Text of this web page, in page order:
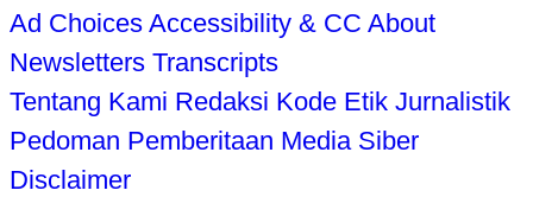
Ad Choices Accessibility & CC About
Newsletters Transcripts
Tentang Kami Redaksi Kode Etik Jurnalistik
Pedoman Pemberitaan Media Siber
Disclaimer